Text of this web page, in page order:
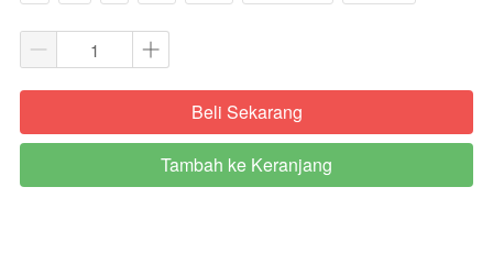
`Beli Sekarang
`
Tambah ke Keranjang